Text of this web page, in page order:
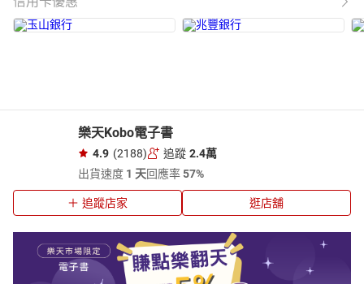
樂天Kobo電子書
4.9 (2188) 追蹤 2.4萬
出貨速度 1 天回應率57%
追蹤店家 逛店舖